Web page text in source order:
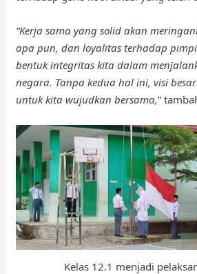
“Kerja sama yang solid akan
apa pun, dan loyalitas terhadap
bentuk integritas kita dalam
negara. Tanpa kedua hal ini, visi
untuk kita wujudkan bersama,”
Kelas 12.1 menjadi